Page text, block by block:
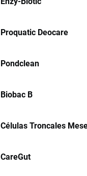
Proquatic Deocare
Pondclean
Biobac B
Células Troncales
CareGut